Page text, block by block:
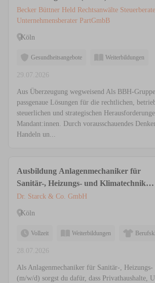
Becker Büttner Held Rechtsanwälte
Unternehmensberater PartGmbB
Köln
Gesundheitsangebote Weiterbildungen
29.07.2026
Aus Überzeugung wegweisend Als BBH-
passgenaue Lösungen für die rechtlichen,
steuerlichen und strategischen
Mandant:innen. Durch vorausschauendes
Handeln un...
Ausbildung Anlagenmechaniker für
Sanitär-, Heizungs- und Klimatechnik
(m/w/d)
Dr. Starck & Co. GmbH
Köln
Vollzeit Weiterbildungen
28.07.2026
Als Anlagenmechaniker für Sanitär-,
(m/w/d) sorgst du dafür, dass Privathaushalte,